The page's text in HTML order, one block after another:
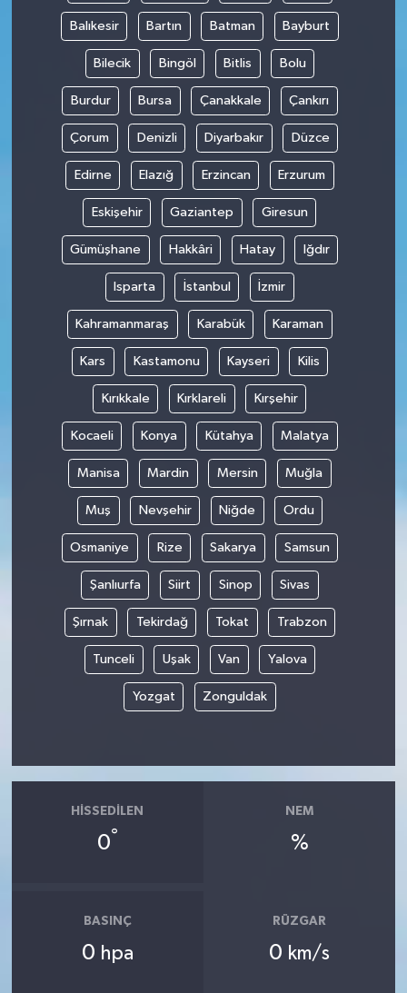
Balıkesir Bartın Batman Bayburt
Bilecik Bingöl Bitlis Bolu
Burdur Bursa Çanakkale Çankırı
Çorum Denizli Diyarbakır Düzce
Edirne Elazığ Erzincan Erzurum
Eskişehir Gaziantep Giresun
Gümüşhane Hakkâri Hatay Iğdır
Isparta İstanbul İzmir
Kahramanmaraş Karabük Karaman
Kars Kastamonu Kayseri Kilis
Kırıkkale Kırklareli Kırşehir
Kocaeli Konya Kütahya Malatya
Manisa Mardin Mersin Muğla
Muş Nevşehir Niğde Ordu
Osmaniye Rize Sakarya Samsun
Şanlıurfa Siirt Sinop Sivas
Şırnak Tekirdağ Tokat Trabzon
Tunceli Uşak Van Yalova
Yozgat Zonguldak
HISSEDILEN
0°
NEM
%
BASINÇ
0 hpa
RÜZGAR
0 km/s